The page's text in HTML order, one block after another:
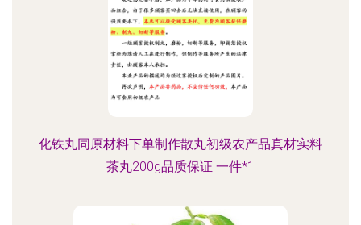
化铁丸同原材料下单制作散丸初级农产品真材实料
茶丸200g品质保证 一件*1